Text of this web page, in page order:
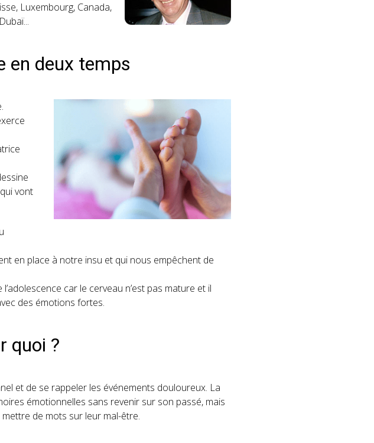
Luxembourg, Canada,
en deux temps
vont
en place à notre insu et qui nous empêchent de
car le cerveau n’est pas mature et il
des émotions fortes.
quoi ?
et de se rappeler les événements douloureux. La
émotionnelles sans revenir sur son passé, mais
de mots sur leur mal-être.